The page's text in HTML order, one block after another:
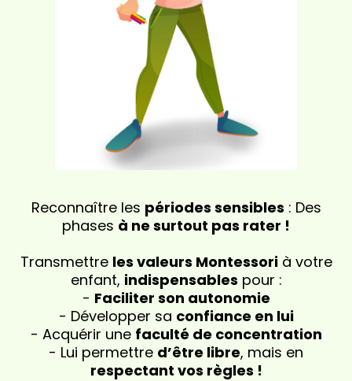
Reconnaître les périodes sensibles : Des
phases à ne surtout pas rater !
Transmettre les valeurs Montessorià votre
enfant, indispensables pour :
- Faciliter son autonomie
- Développer sa confiance en lui
- Acquérir une faculté de concentration
- Lui permettre d’être libre, mais en
respectant vos règles !